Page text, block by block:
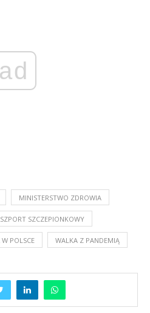
ad
MINISTERSTWO ZDROWIA
SZCZEPIONKOWY
W POLSCE WALKA Z PANDEMIĄ